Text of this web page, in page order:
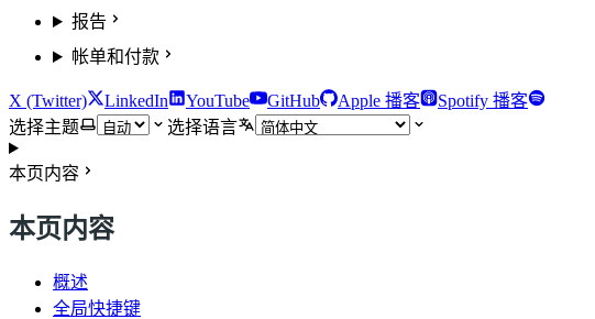
报告
帐单和付款
X (Twitter) LinkedIn YouTube GitHub Apple 播客
Spotify 播客
选择主题
选择语言
本页内容
本页内容
概述
全局快捷键